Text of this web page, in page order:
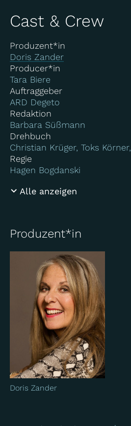
Cast & Crew
Produzent*in
Doris Zander
Producer*in
Tara Biere
Auftraggeber
ARD Degeto
Redaktion
Barbara Süßmann
Drehbuch
Christian Krüger, Toks
Regie
Hagen Bogdanski
Alle anzeigen
Produzent*in
Doris Zander